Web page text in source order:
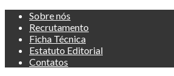
Skip
content
Sobre nós
Recrutamento
Ficha Técnica
Estatuto Editorial
Contatos